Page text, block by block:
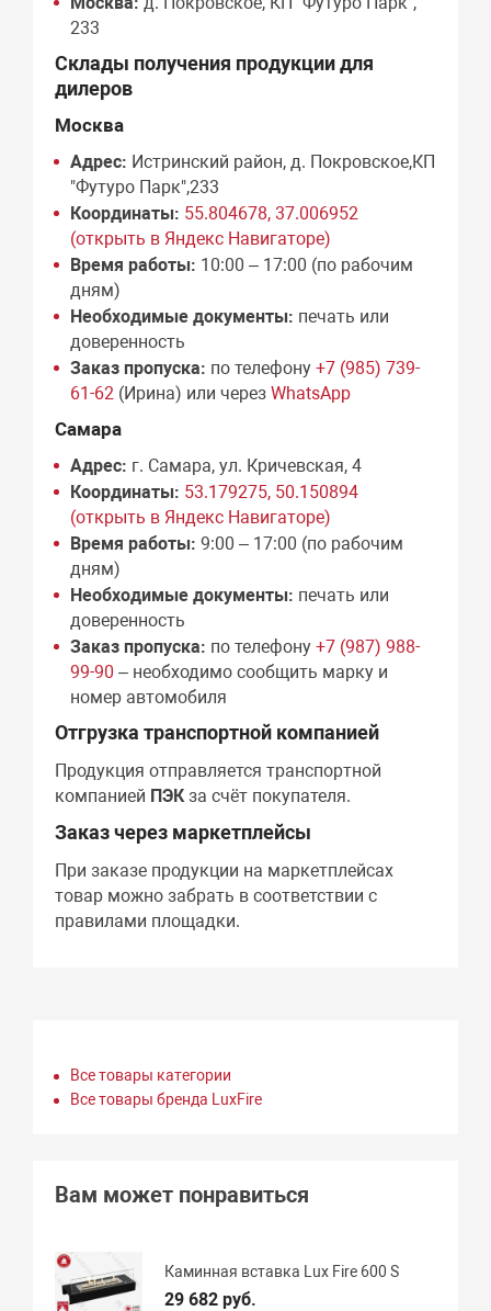
233
Склады получения продукции для
дилеров
Москва
Адрес: Истринский район, д. Покровское,КП
"Футуро Парк",233
Координаты: 55.804678, 37.006952
(открыть в Яндекс Навигаторе)
Время работы: 10:00 – 17:00 (по рабочим
дням)
Необходимые документы: печать или
доверенность
Заказ пропуска: по телефону+7 (985) 739-
61-62 (Ирина) или черезWhatsApp
Самара
Адрес: г. Самара, ул. Кричевская, 4
Координаты: 53.179275, 50.150894
(открыть в Яндекс Навигаторе)
Время работы: 9:00 – 17:00 (по рабочим
дням)
Необходимые документы: печать или
доверенность
Заказ пропуска: по телефону+7 (987) 988-
99-90 – необходимо сообщить марку и
номер автомобиля
Отгрузка транспортной компанией
Продукция отправляется транспортной
компанией ПЭКза счёт покупателя.
Заказ через маркетплейсы
При заказе продукции на маркетплейсах
товар можно забрать в соответствии с
правилами площадки.
Все товары категории
Все товары бренда LuxFire
Вам может понравиться
Каминная вставка Lux Fire 600 S
29 682 руб.